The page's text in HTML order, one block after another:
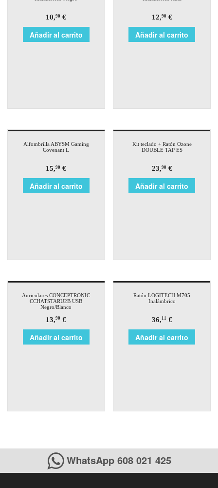
10,90 €
Añadir al carrito
12,90€
Añadir al carrito
Alfombrilla ABYSM Gaming
Covenant L
15,90 €
Añadir al carrito
Kit teclado + Ratón Ozone
DOUBLE TAP ES
23,90€
Añadir al carrito
Auriculares CONCEPTRONIC
CCHATSTARU2B USB
Negro/Blanco
13,90 €
Añadir al carrito
Ratón LOGITECH M705
Inalámbrico
36,11 €
Añadir al carrito
WhatsApp 608 021 425